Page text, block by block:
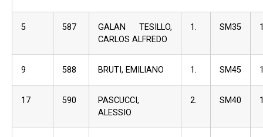
5 587
GALAN TESILLO,
CARLOS ALFREDO
1. SM35
9 588 BRUTI, EMILIANO 1. SM45
17 590
PASCUCCI,
ALESSIO
2. SM40